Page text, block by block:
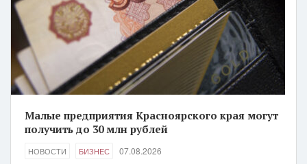
Малые предприятия Красноярского края могут
получить до 30 млн рублей
НОВОСТИ БИЗНЕС 07.08.2026